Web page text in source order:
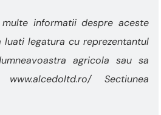
informatii despre aceste
luati legatura cu reprezentantul
agricola sau sa
Sectiunea